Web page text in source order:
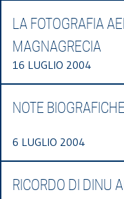
LA FOTOGRAFIA
MAGNAGRECIA
16 LUGLIO 2004
NOTE BIOGRAFICHE
6 LUGLIO 2004
RICORDO DI DINU